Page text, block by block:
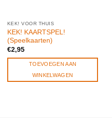
KEK! VOOR THUIS
KEK! KAARTSPEL!
(Speelkaarten)
€2,95
TOEVOEGEN AAN
WINKELWAGEN